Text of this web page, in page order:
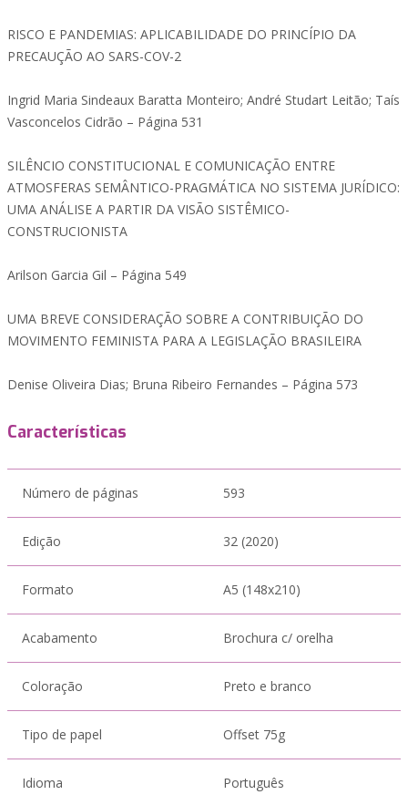
RISCO E PANDEMIAS: APLICABILIDADE DO PRINCÍPIO DA
PRECAUÇÃO AO SARS-COV-2
Ingrid Maria Sindeaux Baratta Monteiro; André Studart Leitão; Taís
Vasconcelos Cidrão – Página 531
SILÊNCIO CONSTITUCIONAL E COMUNICAÇÃO ENTRE
ATMOSFERAS SEMÂNTICO-PRAGMÁTICA NO SISTEMA JURÍDICO:
UMA ANÁLISE A PARTIR DA VISÃO SISTÊMICO-
CONSTRUCIONISTA
Arilson Garcia Gil – Página 549
UMA BREVE CONSIDERAÇÃO SOBRE A CONTRIBUIÇÃO DO
MOVIMENTO FEMINISTA PARA A LEGISLAÇÃO BRASILEIRA
Denise Oliveira Dias; Bruna Ribeiro Fernandes – Página 573
Características
Número de páginas 593
Edição 32 (2020)
Formato A5 (148x210)
Acabamento Brochura c/ orelha
Coloração Preto e branco
Tipo de papel Offset 75g
Idioma Português